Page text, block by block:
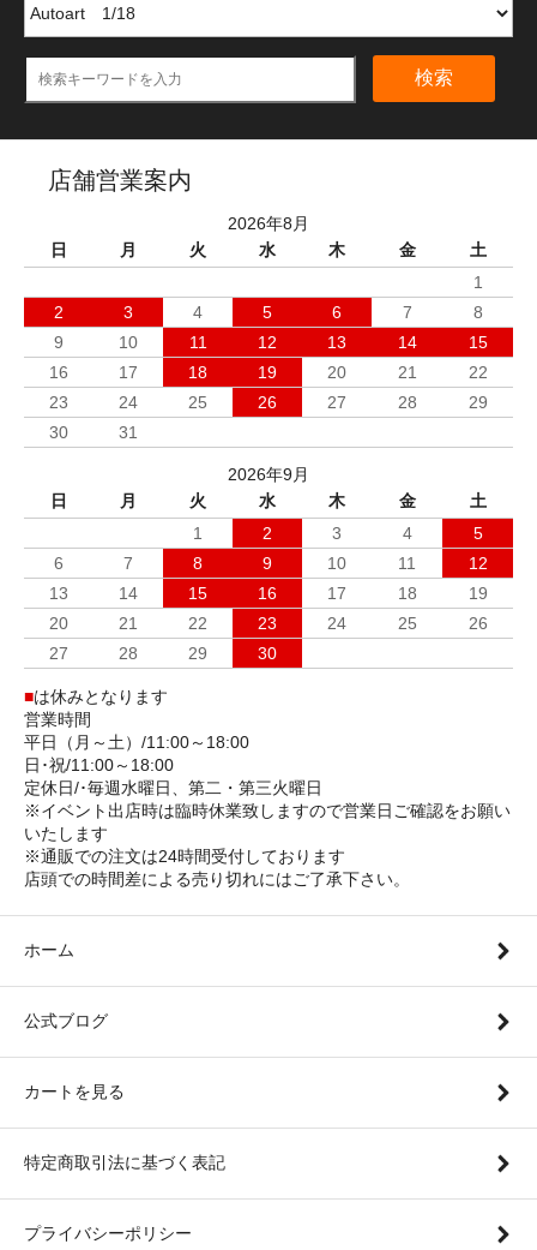
検索
店舗営業案内
2026年8月
日
月 火 水 木 金
土
1
2
3 4 5 6 7
8
9
10 11 12 13 14
15
16
17 18 19 20 21
22
23
24 25 26 27 28
29
30
31
2026年9月
日
月 火 水 木 金
土
1
2 3 4
5
6
7 8 9 10 11
12
13
14 15 16 17 18
19
20
21 22 23 24 25
26
27
28 29 30
■は休みとなります
営業時間
平日（月～土）/11:00～18:00
日･祝/11:00～18:00
定休日/･毎週水曜日、第二・第三火曜日
※イベント出店時は臨時休業致しますので営業日ご確認をお願い
いたします
※通販での注文は24時間受付しております
店頭での時間差による売り切れにはご了承下さい。
ホーム
公式ブログ
カートを見る
特定商取引法に基づく表記
プライバシーポリシー